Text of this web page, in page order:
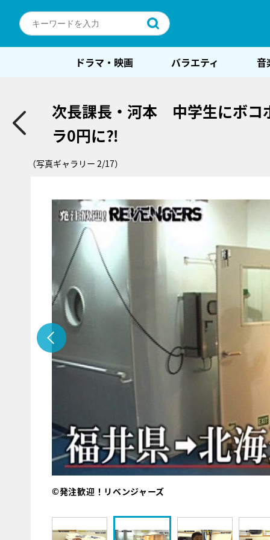
ドラマ・映画 バラエティ 音
次長課長・河本 中学生にボコ
ラ0円に⁈
（写真ギャラリー 2/17）
©発注歓迎！リベンジャーズ